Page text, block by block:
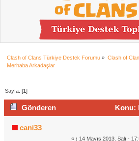
Clash of Clans Türkiye Destek Forumu » Clash of
Merhaba Arkadaşlar
Sayfa: [1]
Gönderen
Konu:
(Okunma sayısı 1473 defa)
cani33
« : 14 Mayıs 2013, Salı -